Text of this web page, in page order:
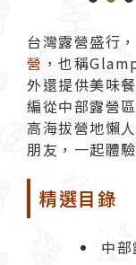
台灣露營盛行
營 ，也稱
外還提供美味
編從中部露營
高海拔營地懶
朋友，一起體
精選目錄
中